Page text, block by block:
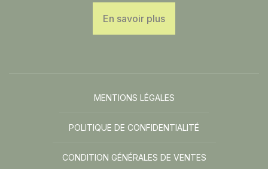
En savoir plus
MENTIONS LÉGALES
POLITIQUE DE CONFIDENTIALITÉ
CONDITION GÉNÉRALES DE VENTES